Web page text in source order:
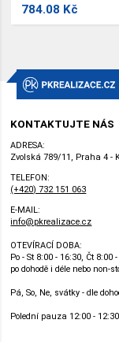
784.08 Kč
KONTAKTUJTE NÁS
ADRESA:
Zvolská 789/11, Praha 4 -
TELEFON:
(+420) 732 151 063
E-MAIL:
info@pkrealizace.cz
OTEVÍRACÍ DOBA:
Po - St 8:00 - 16:30, Čt 8:00
po dohodě i déle nebo non-
Pá, So, Ne, svátky - dle
Polední pauza 12:00 - 12:30